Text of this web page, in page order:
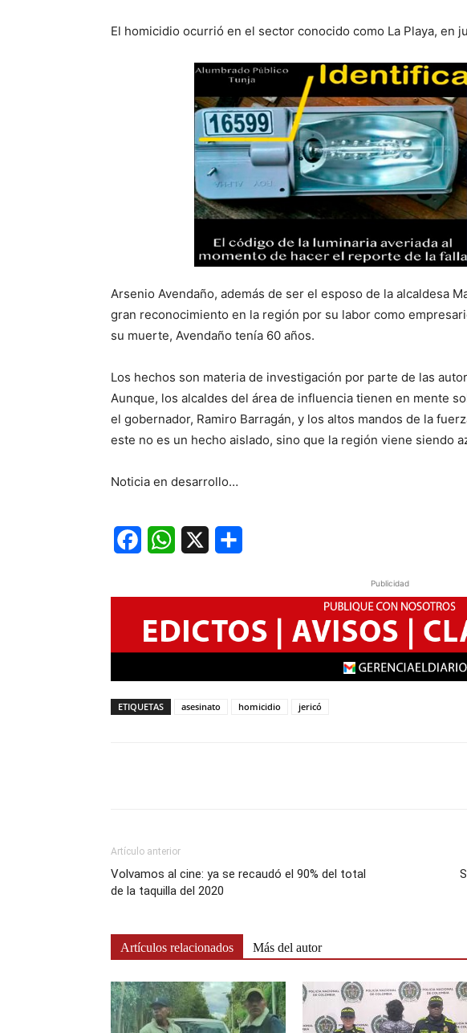
El homicidio ocurrió en el sector conocido como La Playa, en
Arsenio Avendaño, además de ser el esposo de la alcaldesa
gran reconocimiento en la región por su labor como
su muerte, Avendaño tenía 60 años.
Los hechos son materia de investigación por parte de las
Aunque, los alcaldes del área de influencia tienen en mente
el gobernador, Ramiro Barragán, y los altos mandos de la
este no es un hecho aislado, sino que la región viene siendo
Noticia en desarrollo…
FacebookWhatsApp
Publicidad
ETIQUETAS asesinato homicidio jericó
Artículo anterior
Volvamos al cine: ya se recaudó el 90% del total
de la taquilla del 2020
Artículos relacionados Más del autor